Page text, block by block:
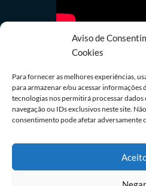
Aviso de
Cookies
Para fornecer as melhores experiências,
para armazenar e/ou acessar informações
tecnologias nos permitirá processar
navegação ou IDs exclusivos neste site.
consentimento pode afetar adversamente
Últimas notícias
Coronel do Corpo de
de assédio sexual
Redação 07/08/2026